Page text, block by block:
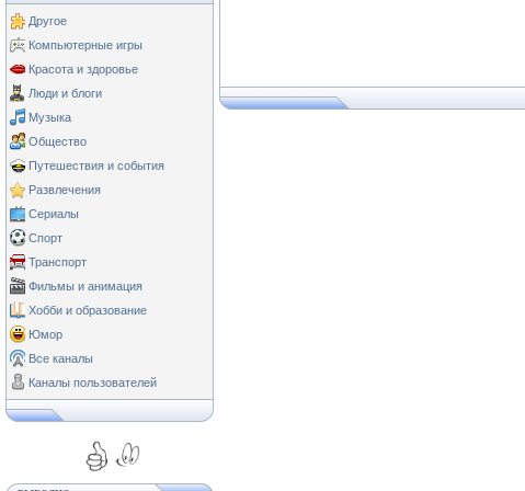
Другое
Компьютерные игры
Красота и здоровье
Люди и блоги
Музыка
Общество
Путешествия и события
Развлечения
Сериалы
Спорт
Транспорт
Фильмы и анимация
Хобби и образование
Юмор
Все каналы
Каналы пользователей